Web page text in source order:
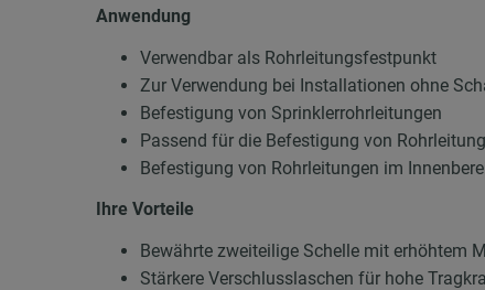
Anwendung
Verwendbar als Rohrleitungsfestpunkt
Zur Verwendung bei Installationen ohne
Befestigung von Sprinklerrohrleitungen
Passend für die Befestigung von
Befestigung von Rohrleitungen im
Ihre Vorteile
Bewährte zweiteilige Schelle mit erhöhtem
Stärkere Verschlusslaschen für hohe